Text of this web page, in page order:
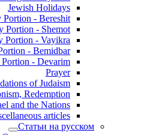
Jewish Holidays
Portion - Bereshit
Portion - Shemot
Portion - Vayikra
- Bemidbar
- Devarim
Prayer
of Judaism
Redemption
and the Nations
articles
Статьи на русском